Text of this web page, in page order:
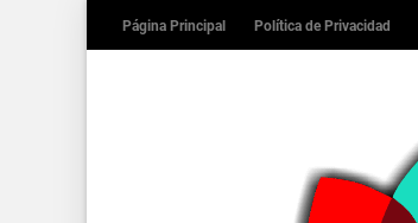
Página Principal Política de Privacidad